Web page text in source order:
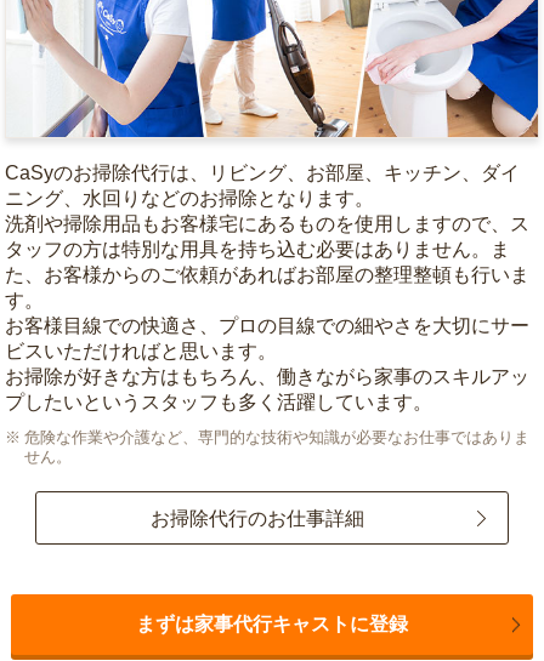
CaSyのお掃除代行は、リビング、お部屋、キッチン、ダイ
ニング、水回りなどのお掃除となります。
洗剤や掃除用品もお客様宅にあるものを使用しますので、ス
タッフの方は特別な用具を持ち込む必要はありません。ま
た、お客様からのご依頼があればお部屋の整理整頓も行いま
す。
お客様目線での快適さ、プロの目線での細やさを大切にサー
ビスいただければと思います。
お掃除が好きな方はもちろん、働きながら家事のスキルアッ
プしたいというスタッフも多く活躍しています。
危険な作業や介護など、専門的な技術や知識が必要なお仕事ではありま
せん。
お掃除代行のお仕事詳細
まずは家事代行キャストに登録